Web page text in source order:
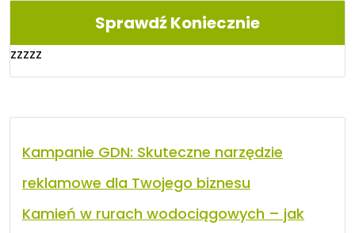
Sprawdź Koniecznie
zzzzz
Kampanie GDN: Skuteczne narzędzie
reklamowe dla Twojego biznesu
Kamień w rurach wodociągowych – jak